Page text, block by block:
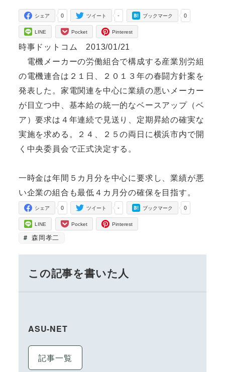
0
シェア -
ツイート 0
ブックマーク
LINE Pocket Pinterest
時事ドットコム 2013/01/21
電機メーカーの労働組合で構成する産業別労組
の電機連合は２１日、２０１３年の春闘方針案を
発表した。家電関連を中心に業績の悪いメーカー
が目立つ中、基本給の統一的なベースアップ（ベ
ア）要求は４年連続で見送り、定期昇給の確実な
実施を求める。２４、２５の両日に横浜市内で開
く中央委員会で正式決定する。
一時金は年間５カ月分を中心に要求し、業績が悪
い企業の組合も最低４カ月分の確保を目指す。
0
シェア -
ツイート 0
ブックマーク
LINE Pocket Pinterest
森岡孝二
この記事を書いた人
ASU-NET
記事一覧